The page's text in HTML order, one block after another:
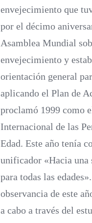
envejecimiento que
por el décimo
Asamblea Mundial
envejecimiento y
orientación general
aplicando el Plan de
proclamó 1999 como
Internacional de las
Edad. Este año tenía
unificador «Hacia una
para todas las
observancia de este
a cabo a través del